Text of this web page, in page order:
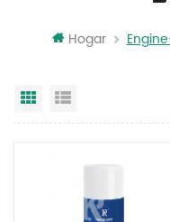
Hogar
Vista en cuadrícula